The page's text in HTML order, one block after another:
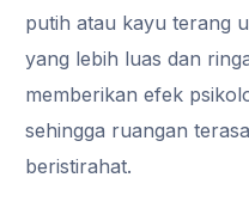
putih atau kayu terang
yang lebih luas dan
memberikan efek
sehingga ruangan
beristirahat.